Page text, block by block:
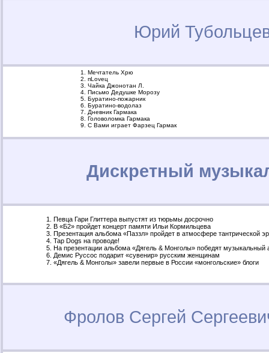
Юрий
Мечтатель Хрю
пLoveц
Чайка Джонотан Л.
Письмо Дедушке Морозу
Буратино-пожарник
Буратино-водолаз
Дневник Гармака
Головоломка Гармака
С Вами играет Фарзец Гармак
Дискретный
Певца Гари Глиттера выпустят из тюрьмы досрочно
В «Б2» пройдет концерт памяти Ильи Кормильцева
Презентация альбома «Паззл» пройдет в атмосфере тантрической
Tap Dogs на проводе!
На презентации альбома «Дягель & Монголы» победят музыкальный
Демис Руссос подарит «сувенир» русским женщинам
«Дягель & Монголы» завели первые в России «монгольские» блоги
Фролов Сергей